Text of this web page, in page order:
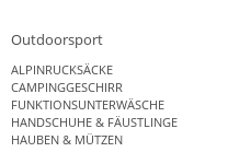
Outdoorsport
ALPINRUCKSÄCKE
CAMPINGGESCHIRR
FUNKTIONSUNTERWÄSCHE
HANDSCHUHE & FÄUSTLINGE
HAUBEN & MÜTZEN